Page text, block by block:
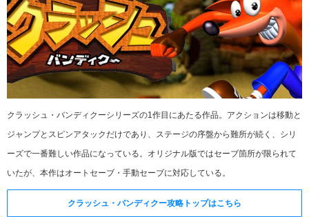
クラッシュ・バンディクーシリーズの1作目にあたる作品。アクションは移動と
ジャンプとスピンアタックだけであり、ステージの序盤から難所が続く、シリ
ーズで一番難しい作品になっている。オリジナル版ではセーブ箇所が限られて
いたが、本作はオートセーブ・手動セーブに対応している。
クラッシュ・バンディクー攻略トップはこちら